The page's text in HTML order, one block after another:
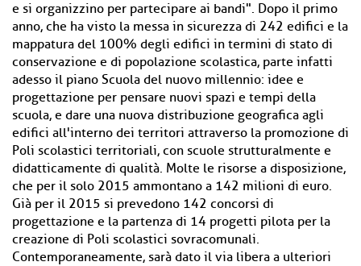
e si organizzino per partecipare ai bandi". Dopo il primo
anno, che ha visto la messa in sicurezza di 242 edifici e la
mappatura del 100% degli edifici in termini di stato di
conservazione e di popolazione scolastica, parte infatti
adesso il piano Scuola del nuovo millennio: idee e
progettazione per pensare nuovi spazi e tempi della
scuola, e dare una nuova distribuzione geografica agli
edifici all'interno dei territori attraverso la promozione di
Poli scolastici territoriali, con scuole strutturalmente e
didatticamente di qualità. Molte le risorse a disposizione,
che per il solo 2015 ammontano a 142 milioni di euro.
Già per il 2015 si prevedono 142 concorsi di
progettazione e la partenza di 14 progetti pilota per la
creazione di Poli scolastici sovracomunali.
Contemporaneamente, sarà dato il via libera a ulteriori